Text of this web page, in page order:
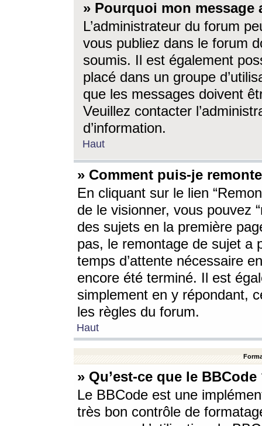
» Pourquoi mon message
L’administrateur du forum
vous publiez dans le forum
soumis. Il est également
placé dans un groupe
que les messages doivent
Veuillez contacter
d’information.
Haut
» Comment puis-je
En cliquant sur le lien
de le visionner, vous pouvez
des sujets en la première
pas, le remontage de sujet a
temps d’attente nécessaire
encore été terminé. Il est
simplement en y répondant,
les règles du forum.
Haut
» Qu’est-ce que le BBCode
Le BBCode est une
très bon contrôle de